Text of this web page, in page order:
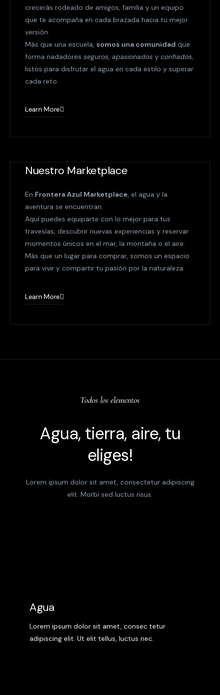
crecerás rodeado de amigos, familia y un equipo
que te acompaña en cada brazada hacia tu mejor
versión.
Más que una escuela, somos una comunidad que
forma nadadores seguros, apasionados y confiados,
listos para disfrutar el agua en cada estilo y superar
cada reto.
Learn More
Nuestro Marketplace
En Frontera Azul Marketplace, el agua y la
aventura se encuentran.
Aquí puedes equiparte con lo mejor para tus
travesías, descubrir nuevas experiencias y reservar
momentos únicos en el mar, la montaña o el aire.
Más que un lugar para comprar, somos un espacio
para vivir y compartir tu pasión por la naturaleza.
Learn More
Todos los elementos
Agua, tierra, aire, tu
eliges!
Lorem ipsum dolor sit amet, consectetur adipiscing
elit. Morbi sed luctus risus.
Agua
Lorem ipsum dolor sit amet, consec tetur
adipiscing elit. Ut elit tellus, luctus nec.